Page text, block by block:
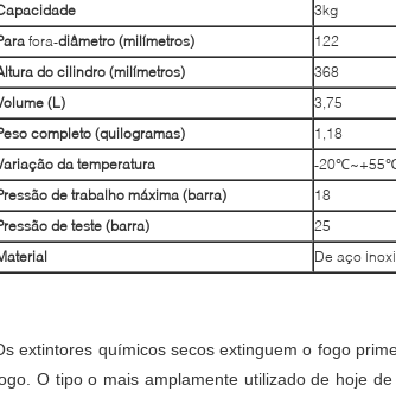
3kg
fora-diâmetro (milímetros)
122
do cilindro (milímetros)
368
(L)
3,75
completo (quilogramas)
1,18
da temperatura
-
de trabalho máxima (barra)
18
de teste (barra)
25
De aço
extintores químicos secos extinguem o fogo
O tipo o mais amplamente utilizado de hoje